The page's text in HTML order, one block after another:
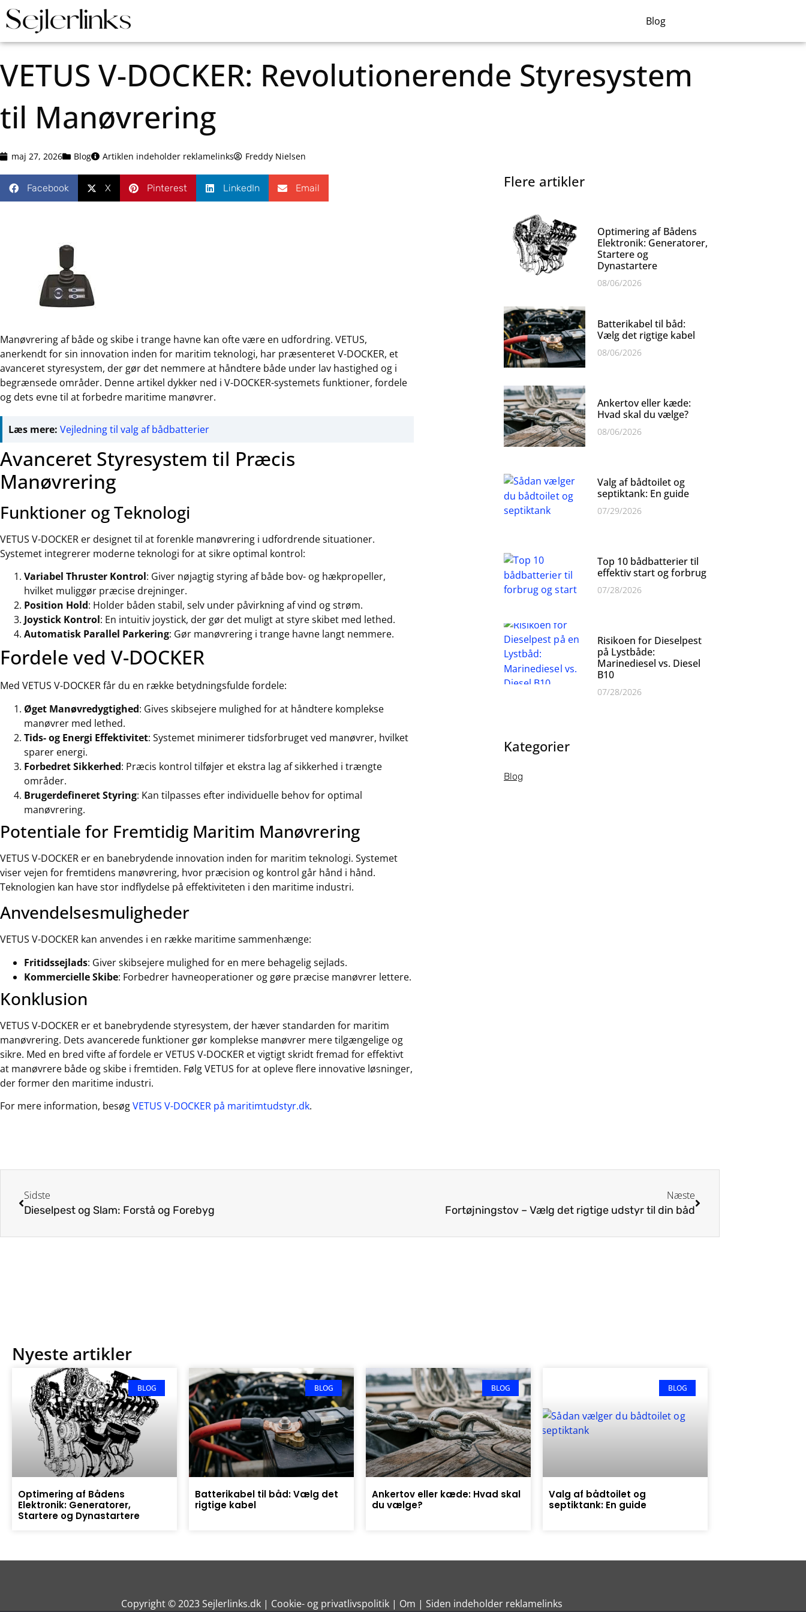
Blog
VETUS V-DOCKER: Revolutionerende Styresystem
til Manøvrering
maj 27, 2026 Blog Artiklen indeholder reklamelinks Freddy Nielsen
Facebook X Pinterest LinkedIn Email
Manøvrering af både og skibe i trange havne kan ofte være en udfordring. VETUS,
anerkendt for sin innovation inden for maritim teknologi, har præsenteret V-DOCKER, et
avanceret styresystem, der gør det nemmere at håndtere både under lav hastighed og i
begrænsede områder. Denne artikel dykker ned i V-DOCKER-systemets funktioner, fordele
og dets evne til at forbedre maritime manøvrer.
Læs mere: Vejledning til valg af bådbatterier
Avanceret Styresystem til Præcis
Manøvrering
Funktioner og Teknologi
VETUS V-DOCKER er designet til at forenkle manøvrering i udfordrende situationer.
Systemet integrerer moderne teknologi for at sikre optimal kontrol:
Variabel Thruster Kontrol: Giver nøjagtig styring af både bov- og hækpropeller,
hvilket muliggør præcise drejninger.
Position Hold: Holder båden stabil, selv under påvirkning af vind og strøm.
Joystick Kontrol: En intuitiv joystick, der gør det muligt at styre skibet med lethed.
Automatisk Parallel Parkering: Gør manøvrering i trange havne langt nemmere.
Fordele ved V-DOCKER
Med VETUS V-DOCKER får du en række betydningsfulde fordele:
Øget Manøvredygtighed: Gives skibsejere mulighed for at håndtere komplekse
manøvrer med lethed.
Tids- og Energi Effektivitet: Systemet minimerer tidsforbruget ved manøvrer, hvilket
sparer energi.
Forbedret Sikkerhed: Præcis kontrol tilføjer et ekstra lag af sikkerhed i trængte
områder.
Brugerdefineret Styring: Kan tilpasses efter individuelle behov for optimal
manøvrering.
Potentiale for Fremtidig Maritim Manøvrering
VETUS V-DOCKER er en banebrydende innovation inden for maritim teknologi. Systemet
viser vejen for fremtidens manøvrering, hvor præcision og kontrol går hånd i hånd.
Teknologien kan have stor indflydelse på effektiviteten i den maritime industri.
Anvendelsesmuligheder
VETUS V-DOCKER kan anvendes i en række maritime sammenhænge:
Fritidssejlads: Giver skibsejere mulighed for en mere behagelig sejlads.
Kommercielle Skibe: Forbedrer havneoperationer og gøre præcise manøvrer lettere.
Konklusion
VETUS V-DOCKER er et banebrydende styresystem, der hæver standarden for maritim
manøvrering. Dets avancerede funktioner gør komplekse manøvrer mere tilgængelige og
sikre. Med en bred vifte af fordele er VETUS V-DOCKER et vigtigt skridt fremad for effektivt
at manøvrere både og skibe i fremtiden. Følg VETUS for at opleve flere innovative løsninger,
der former den maritime industri.
For mere information, besøgVETUS V-DOCKER på maritimtudstyr.dk.
Flere artikler
Optimering af Bådens
Elektronik: Generatorer,
Startere og
Dynastartere
08/06/2026
Batterikabel til båd:
Vælg det rigtige kabel
08/06/2026
Ankertov eller kæde:
Hvad skal du vælge?
08/06/2026
Valg af bådtoilet og
septiktank: En guide
07/29/2026
Top 10 bådbatterier til
effektiv start og forbrug
07/28/2026
Risikoen for Dieselpest
på Lystbåde:
Marinediesel vs. Diesel
B10
07/28/2026
Kategorier
Blog
Sidste
Dieselpest og Slam: Forstå og Forebyg
Næste
Fortøjningstov – Vælg det rigtige udstyr til din båd
Nyeste artikler
BLOG
Optimering af Bådens
Elektronik: Generatorer,
Startere og Dynastartere
BLOG
Batterikabel til båd: Vælg det
rigtige kabel
BLOG
Ankertov eller kæde: Hvad skal
du vælge?
BLOG
Valg af bådtoilet og
septiktank: En guide
Copyright © 2023 Sejlerlinks.dk | Cookie- og privatlivspolitik | Om | Siden indeholder reklamelinks